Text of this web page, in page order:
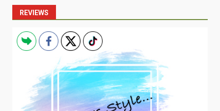
REVIEWS